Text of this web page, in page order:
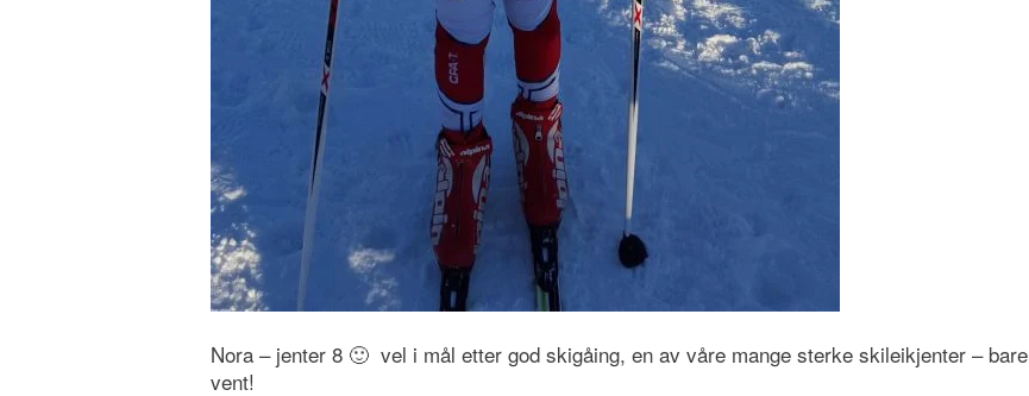
Nora – jenter 8 🙂 vel i mål etter god skigåing, en av våre mange sterke skileikjenter – bare
vent!